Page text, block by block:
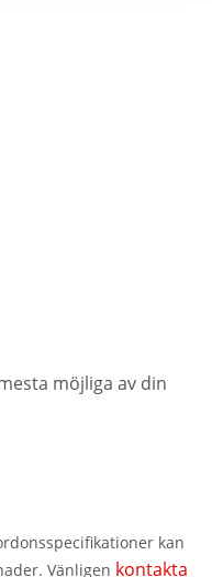
möjliga av din
kan
Vänligen kontakta